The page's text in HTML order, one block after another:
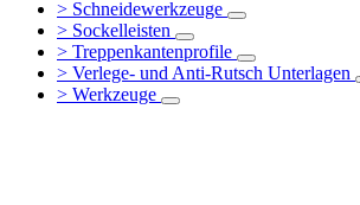
> Schneidewerkzeuge
> Sockelleisten
> Treppenkantenprofile
> Verlege- und Anti-Rutsch Unterlagen
> Werkzeuge